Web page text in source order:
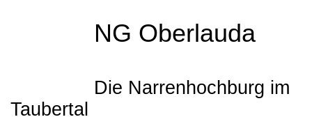
NG Oberlauda
Die Narrenhochburg im
Taubertal